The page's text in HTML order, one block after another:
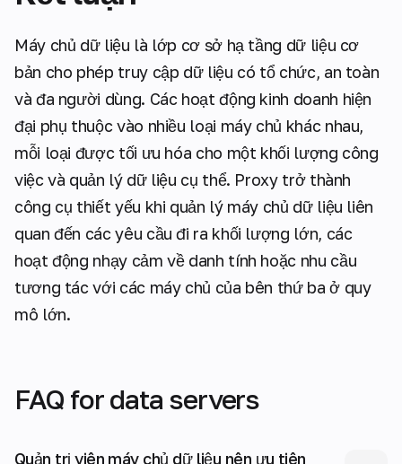
Máy chủ dữ liệu là lớp cơ sở hạ tầng dữ liệu cơ
bản cho phép truy cập dữ liệu có tổ chức, an toàn
và đa người dùng. Các hoạt động kinh doanh hiện
đại phụ thuộc vào nhiều loại máy chủ khác nhau,
mỗi loại được tối ưu hóa cho một khối lượng công
việc và quản lý dữ liệu cụ thể. Proxy trở thành
công cụ thiết yếu khi quản lý máy chủ dữ liệu liên
quan đến các yêu cầu đi ra khối lượng lớn, các
hoạt động nhạy cảm về danh tính hoặc nhu cầu
tương tác với các máy chủ của bên thứ ba ở quy
mô lớn.
FAQ for data servers
Quản trị viên máy chủ dữ liệu nên ưu tiên